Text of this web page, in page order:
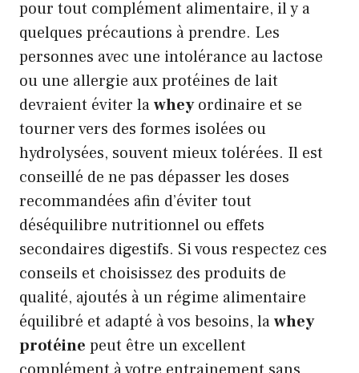
pour tout complément alimentaire, il y a
quelques précautions à prendre. Les
personnes avec une intolérance au lactose
ou une allergie aux protéines de lait
devraient éviter lawheyordinaire et se
tourner vers des formes isolées ou
hydrolysées, souvent mieux tolérées. Il est
conseillé de ne pas dépasser les doses
recommandées afin d’éviter tout
déséquilibre nutritionnel ou effets
secondaires digestifs. Si vous respectez ces
conseils et choisissez des produits de
qualité, ajoutés à un régime alimentaire
équilibré et adapté à vos besoins, lawhey
protéine peut être un excellent